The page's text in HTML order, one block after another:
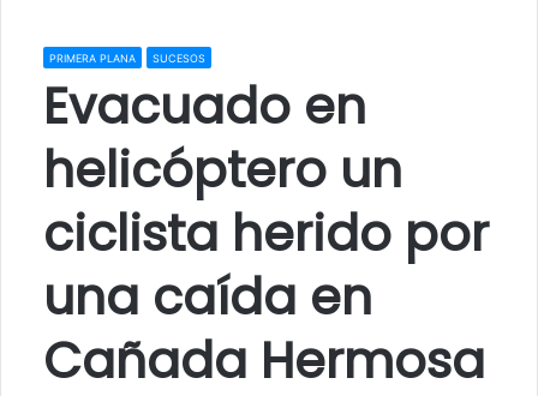
PRIMERA PLANA SUCESOS
Evacuado en
helicóptero un
ciclista herido por
una caída en
Cañada Hermosa